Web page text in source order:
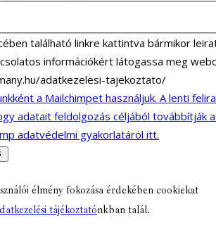
található linkre kattintva bármikor
információkért látogassa meg
adatkezelesi-tajekoztato/
a Mailchimpet használjuk. A lenti
adatait feldolgozás céljából továbbítják
adatvédelmi gyakorlatáról itt.
élmény fokozása érdekében cookiekat
tájékoztatónkban talál.